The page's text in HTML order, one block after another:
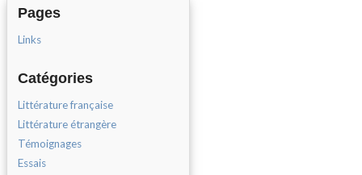
Pages
Links
Catégories
Littérature française
Littérature étrangère
Témoignages
Essais